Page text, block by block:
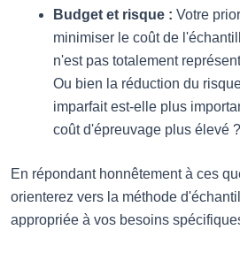
Budget et risque : Votre
minimiser le coût de
n'est pas totalement
Ou bien la réduction du
imparfait est-elle plus
coût d'épreuvage plus élevé ?
En répondant honnêtement à ces
orienterez vers la méthode
appropriée à vos besoins